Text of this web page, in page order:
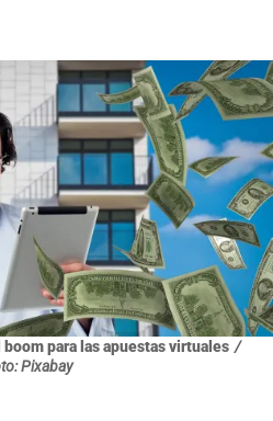
para las apuestas virtuales /
Pixabay